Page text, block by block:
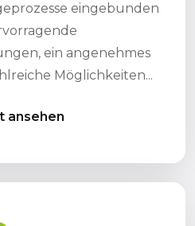
eingebunden
ein angenehmes
Möglichkeiten...
ansehen